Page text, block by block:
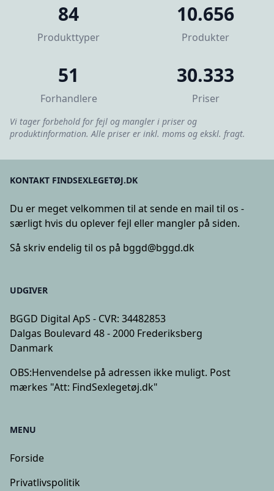
84
Produkttyper
10.656
Produkter
51
Forhandlere
30.333
Priser
Vi tager forbehold for fejl og mangler i priser og
produktinformation. Alle priser er inkl. moms og ekskl. fragt.
KONTAKT FINDSEXLEGETØJ.DK
Du er meget velkommen til at sende en mail til os -
særligt hvis du oplever fejl eller mangler på siden.
Så skriv endelig til os på bggd@bggd.dk
UDGIVER
BGGD Digital ApS - CVR: 34482853
Dalgas Boulevard 48 - 2000 Frederiksberg
Danmark
OBS:Henvendelse på adressen ikke muligt. Post
mærkes "Att: FindSexlegetøj.dk"
MENU
Forside
Privatlivspolitik